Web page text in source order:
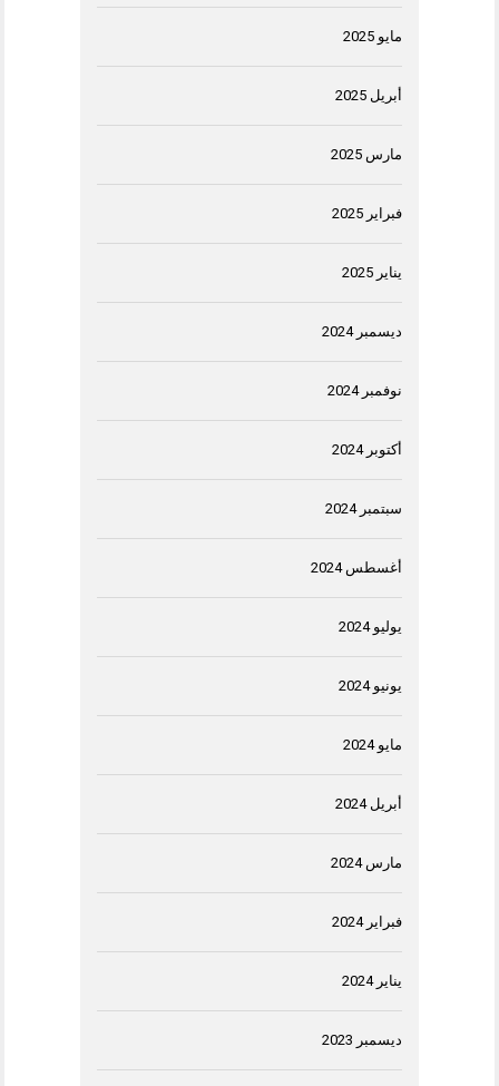
مايو 2025
أبريل 2025
مارس 2025
فبراير 2025
يناير 2025
ديسمبر 2024
نوفمبر 2024
أكتوبر 2024
سبتمبر 2024
أغسطس 2024
يوليو 2024
يونيو 2024
مايو 2024
أبريل 2024
مارس 2024
فبراير 2024
يناير 2024
ديسمبر 2023